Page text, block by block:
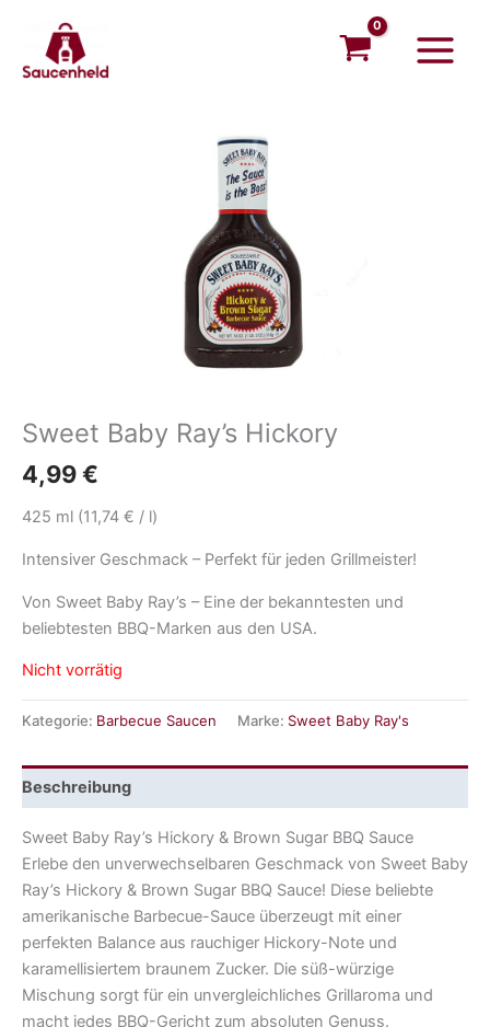
springen
Menu
Sweet Baby Ray’s Hickory
4,99€
425 ml (11,74 € / l)
Intensiver Geschmack – Perfekt für jeden Grillmeister!
Von Sweet Baby Ray’s – Eine der bekanntesten und
beliebtesten BBQ-Marken aus den USA.
Nicht vorrätig
Kategorie: Barbecue Saucen Marke: Sweet Baby Ray's
Beschreibung
Sweet Baby Ray’s Hickory & Brown Sugar BBQ Sauce
Erlebe den unverwechselbaren Geschmack von Sweet Baby
Ray’s Hickory & Brown Sugar BBQ Sauce! Diese beliebte
amerikanische Barbecue-Sauce überzeugt mit einer
perfekten Balance aus rauchiger Hickory-Note und
karamellisiertem braunem Zucker. Die süß-würzige
Mischung sorgt für ein unvergleichliches Grillaroma und
macht jedes BBQ-Gericht zum absoluten Genuss.